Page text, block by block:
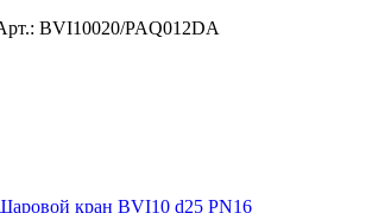
BVI10020/PAQ012DA
кран BVI10 d25 PN16